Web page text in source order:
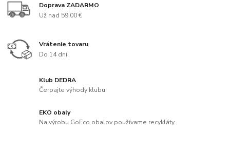
Doprava ZADARMO
Už nad 59,00 €
Vrátenie tovaru
Do 14 dní.
Klub DEDRA
Čerpajte výhody klubu.
EKO obaly
Na výrobu GoEco obalov používame recykláty.